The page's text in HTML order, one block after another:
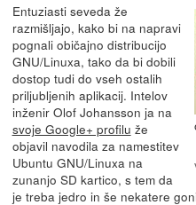
Entuziasti seveda že
razmišljajo, kako bi na napravi
pognali običajno distribucijo
GNU/Linuxa, tako da bi dobili
dostop tudi do vseh ostalih
priljubljenih aplikacij. Intelov
inženir Olof Johansson ja na
svoje Google+ profilu že
objavil navodila za namestitev
Ubuntu GNU/Linuxa na
zunanjo SD kartico, s tem da
je treba jedro in še nekatere